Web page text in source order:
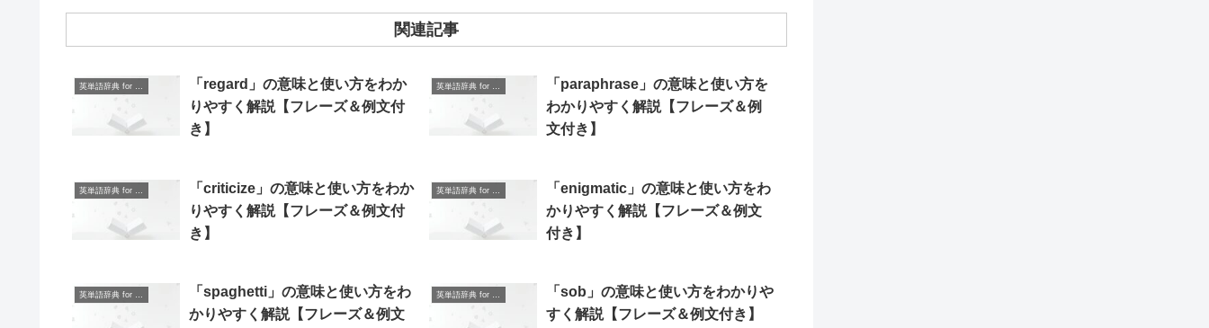
関連記事
「regard」の意味と使い方をわか
りやすく解説【フレーズ＆例文付
き】
「paraphrase」の意味と使い方を
わかりやすく解説【フレーズ＆例
文付き】
「criticize」の意味と使い方をわか
りやすく解説【フレーズ＆例文付
き】
「enigmatic」の意味と使い方をわ
かりやすく解説【フレーズ＆例文
付き】
「spaghetti」の意味と使い方をわ
かりやすく解説【フレーズ＆例文
「sob」の意味と使い方をわかりや
すく解説【フレーズ＆例文付き】